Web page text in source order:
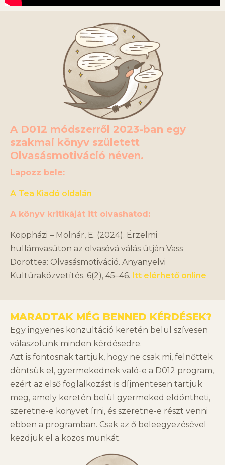
A D012 módszerről 2023-ban egy
szakmai könyv született
Olvasásmotiváció néven.
Lapozz bele:
A Tea Kiadó oldalán
A könyv kritikáját itt olvashatod:
Koppházi – Molnár, E. (2024). Érzelmi
hullámvasúton az olvasóvá válás útján Vass
Dorottea: Olvasásmotiváció. Anyanyelvi
Kultúraközvetítés. 6(2), 45–46. Itt elérhető online
MARADTAK MÉG BENNED KÉRDÉSEK?
Egy ingyenes konzultáció keretén belül szívesen
válaszolunk minden kérdésedre.
Azt is fontosnak tartjuk, hogy ne csak mi, felnőttek
döntsük el, gyermekednek való-e a D012 program,
ezért az első foglalkozást is díjmentesen tartjuk
meg, amely keretén belül gyermeked eldöntheti,
szeretne-e könyvet írni, és szeretne-e részt venni
ebben a programban. Csak az ő beleegyezésével
kezdjük el a közös munkát.